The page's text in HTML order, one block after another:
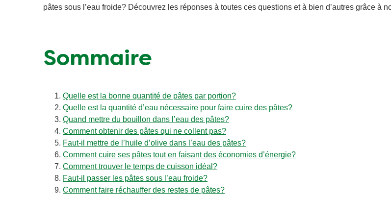
pâtes sous l’eau froide? Découvrez les réponses à toutes ces questions et à bien d’autres grâce à
Sommaire
Quelle est la bonne quantité de pâtes par portion?
Quelle est la quantité d’eau nécessaire pour faire cuire des pâtes?
Quand mettre du bouillon dans l’eau des pâtes?
Comment obtenir des pâtes qui ne collent pas?
Faut-il mettre de l’huile d’olive dans l’eau des pâtes?
Comment cuire ses pâtes tout en faisant des économies d’énergie?
Comment trouver le temps de cuisson idéal?
Faut-il passer les pâtes sous l’eau froide?
Comment faire réchauffer des restes de pâtes?